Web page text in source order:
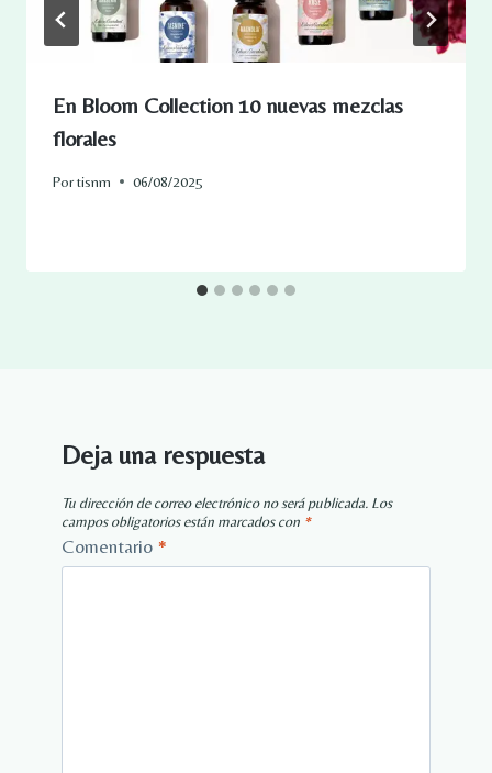
En Bloom Collection 10 nuevas mezclas
florales
Portisnm 06/08/2025
Deja una respuesta
Tu dirección de correo electrónico no será publicada. Los
campos obligatorios están marcados con *
Comentario *